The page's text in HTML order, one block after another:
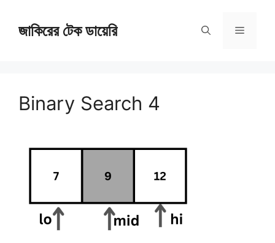
জাকিরের টেক ডায়েরি Menu
Binary Search 4